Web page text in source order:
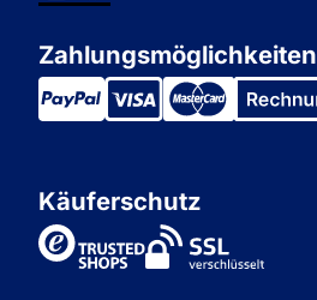
Zahlungsmöglichkeiten
Käuferschutz
TrustedShops